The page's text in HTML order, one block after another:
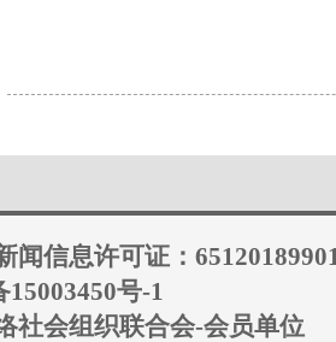
闻信息许可证：
15003450号-1
社会组织联合会-会员单位